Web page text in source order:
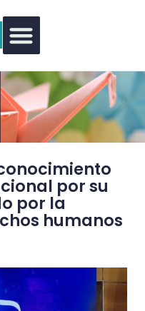
por su
por la
humanos